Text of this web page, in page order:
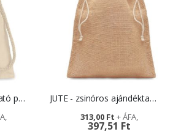
TASKE - emblémázható pamutvászon ajándéktasak JUTE - zsinóros ajándéktasak - több méretben
397,51 Ft
313,00 Ft